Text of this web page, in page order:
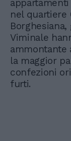
nel quartiere
Viminale
ammontante
la maggior
confezioni
furti.